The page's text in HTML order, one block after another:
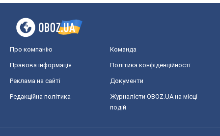
Про компанію Команда
Правова інформація Політика конфіденційності
Реклама на сайті Документи
Редакційна політика
Журналісти OBOZ.UA на місці
подій